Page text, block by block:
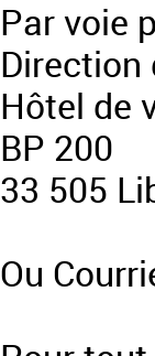
Par voie
Direction
Hôtel de
BP 200
33 505
Ou